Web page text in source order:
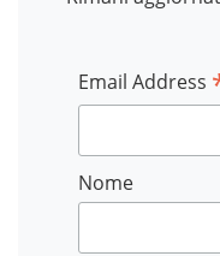
Email Address
Nome